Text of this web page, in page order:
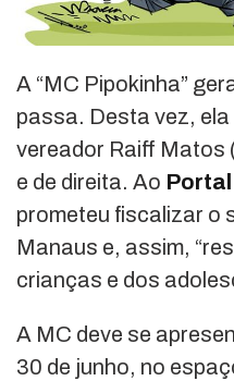
A “MC Pipokinha”
passa. Desta vez, ela
vereador Raiff Matos
e de direita. Ao Portal
prometeu fiscalizar o
Manaus e, assim,
crianças e dos
A MC deve se
30 de junho, no